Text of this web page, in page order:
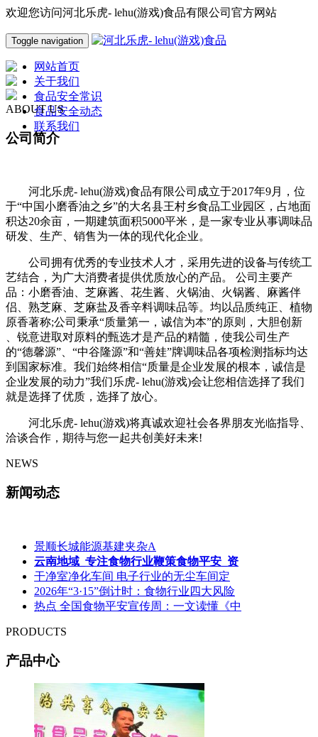
欢迎您访问河北乐虎- lehu(游戏)食品有限公司官方网站
Toggle navigation
网站首页
关于我们
食品安全常识
食品安全动态
联系我们
ABOUT US
公司简介
河北乐虎- lehu(游戏)食品有限公司成立于2017年9月，位
于“中国小磨香油之乡”的大名县王村乡食品工业园区，占地面
积达20余亩，一期建筑面积5000平米，是一家专业从事调味品
研发、生产、销售为一体的现代化企业。
公司拥有优秀的专业技术人才，采用先进的设备与传统工
艺结合，为广大消费者提供优质放心的产品。 公司主要产
品：小磨香油、芝麻酱、花生酱、火锅油、火锅酱、麻酱伴
侣、熟芝麻、芝麻盐及香辛料调味品等。均以品质纯正、植物
原香著称;公司秉承“质量第一，诚信为本”的原则，大胆创新
、锐意进取对原料的甄选才是产品的精髓，使我公司生产
的“德馨源”、“中谷隆源”和“善娃”牌调味品各项检测指标均达
到国家标准。我们始终相信“质量是企业发展的根本，诚信是
企业发展的动力”我们乐虎- lehu(游戏)会让您相信选择了我们
就是选择了优质，选择了放心。
河北乐虎- lehu(游戏)将真诚欢迎社会各界朋友光临指导、
洽谈合作，期待与您一起共创美好未来!
NEWS
新闻动态
景顺长城能源基建夹杂A
云南地域_专注食物行业鞭策食物平安_资
干净室净化车间 电子行业的无尘车间定
2026年“3·15”倒计时：食物行业四大风险
热点 全国食物平安宣传周：一文读懂《中
PRODUCTS
产品中心